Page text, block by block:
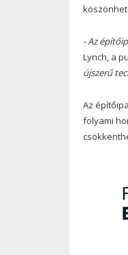
- Az
Lynch, a
újszerű
Az
folyami